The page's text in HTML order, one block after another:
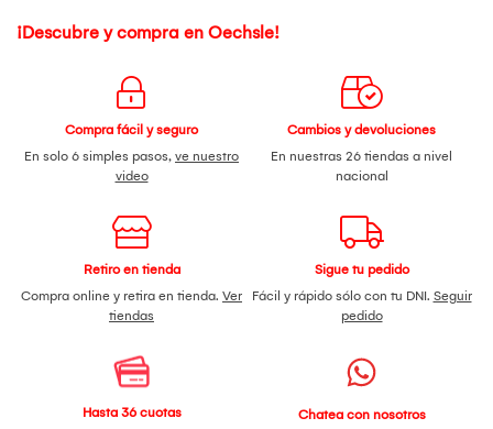
¡Descubre y compra en Oechsle!
Compra fácil y seguro
En solo 6 simples pasos, ve nuestro
video
Cambios y devoluciones
En nuestras 26 tiendas a nivel
nacional
Retiro en tienda
Compra online y retira en tienda. Ver
tiendas
Sigue tu pedido
Fácil y rápido sólo con tu DNI. Seguir
pedido
Hasta 36 cuotas
Chatea con nosotros